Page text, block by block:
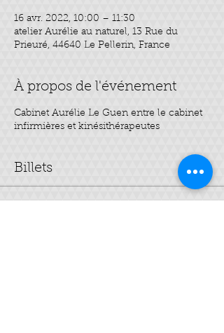
16 avr. 2022, 10:00 – 11:30
atelier Aurélie au naturel, 13 Rue du
Prieuré, 44640 Le Pellerin, France
À propos de l'événement
Cabinet Aurélie Le Guen entre le cabinet
infirmières et kinésithérapeutes
Billets